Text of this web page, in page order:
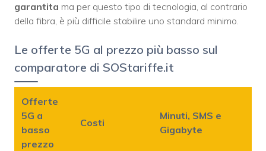
garantita ma per questo tipo di tecnologia, al contrario
della fibra, è più difficile stabilire uno standard minimo.
Le offerte 5G al prezzo più basso sul
comparatore di SOStariffe.it
Offerte
5G a
basso
prezzo
Costi
Minuti, SMS e
Gigabyte